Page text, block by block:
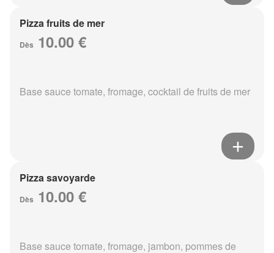
Pizza fruits de mer
Dès 10.00 €
Base sauce tomate, fromage, cocktail de fruits de mer
Pizza savoyarde
Dès 10.00 €
Base sauce tomate, fromage, jambon, pommes de